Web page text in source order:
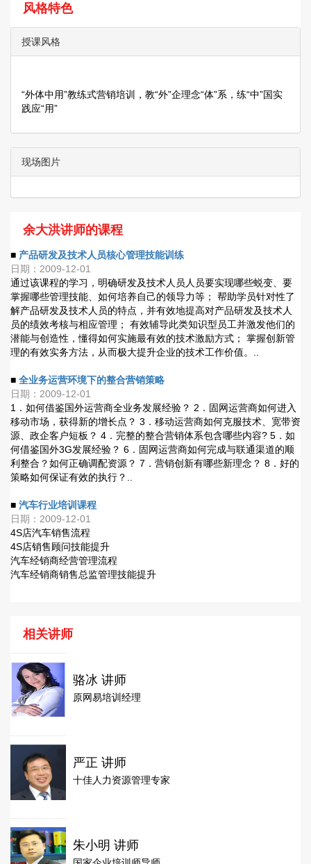
风格特色
授课风格
“外体中用”教练式营销培训，教“外”企理念“体”系，练“中”国实
践应“用”
现场图片
余大洪讲师的课程
■ 产品研发及技术人员核心管理技能训练
日期：2009-12-01
通过该课程的学习，明确研发及技术人员人员要实现哪些蜕变、要
掌握哪些管理技能、如何培养自己的领导力等； 帮助学员针对性了
解产品研发及技术人员的特点，并有效地提高对产品研发及技术人
员的绩效考核与相应管理； 有效辅导此类知识型员工并激发他们的
潜能与创造性，懂得如何实施最有效的技术激励方式； 掌握创新管
理的有效实务方法，从而极大提升企业的技术工作价值。..
■ 全业务运营环境下的整合营销策略
日期：2009-12-01
1．如何借鉴国外运营商全业务发展经验？ 2．固网运营商如何进入
移动市场，获得新的增长点？ 3．移动运营商如何克服技术、宽带资
源、政企客户短板？ 4．完整的整合营销体系包含哪些内容? 5．如
何借鉴国外3G发展经验？ 6．固网运营商如何完成与联通渠道的顺
利整合？如何正确调配资源？ 7．营销创新有哪些新理念？ 8．好的
策略如何保证有效的执行？..
■ 汽车行业培训课程
日期：2009-12-01
4S店汽车销售流程
4S店销售顾问技能提升
汽车经销商经营管理流程
汽车经销商销售总监管理技能提升
相关讲师
骆冰 讲师
原网易培训经理
严正 讲师
十佳人力资源管理专家
朱小明 讲师